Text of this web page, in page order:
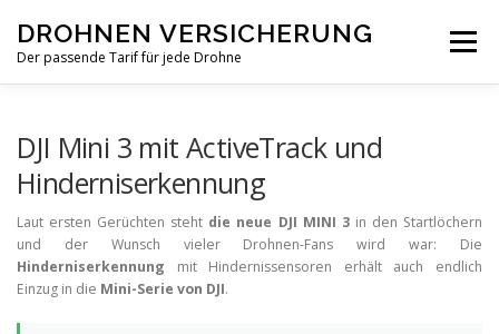
Inhalt
springen
DROHNEN VERSICHERUNG
Der passende Tarif für jede Drohne
Menü
DJI Mini 3 mit ActiveTrack und
Hinderniserkennung
Laut ersten Gerüchten steht die neue DJI MINI 3in den Startlöchern
und der Wunsch vieler Drohnen-Fans wird war: Die
Hinderniserkennung mit Hindernissensoren erhält auch endlich
Einzug in die Mini-Serie von DJI.